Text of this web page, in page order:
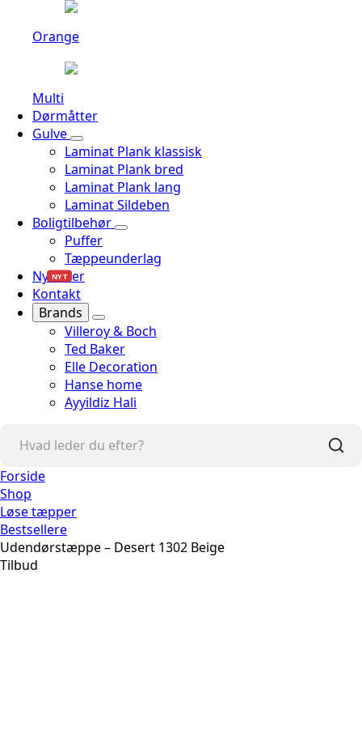
Orange
Multi
Dørmåtter
Gulve
Laminat Plank klassisk
Laminat Plank bred
Laminat Plank lang
Laminat Sildeben
Boligtilbehør
Puffer
Tæppeunderlag
Nyheder
NYT
Kontakt
Brands
Villeroy & Boch
Ted Baker
Elle Decoration
Hanse home
Ayyildiz Hali
Forside
Shop
Løse tæpper
Bestsellere
Udendørstæppe – Desert 1302 Beige
Tilbud